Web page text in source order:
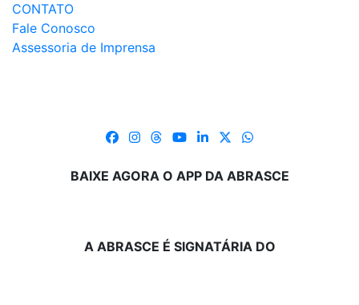
CONTATO
Fale Conosco
Assessoria de Imprensa
BAIXE AGORA O APP DA ABRASCE
A ABRASCE É SIGNATÁRIA DO